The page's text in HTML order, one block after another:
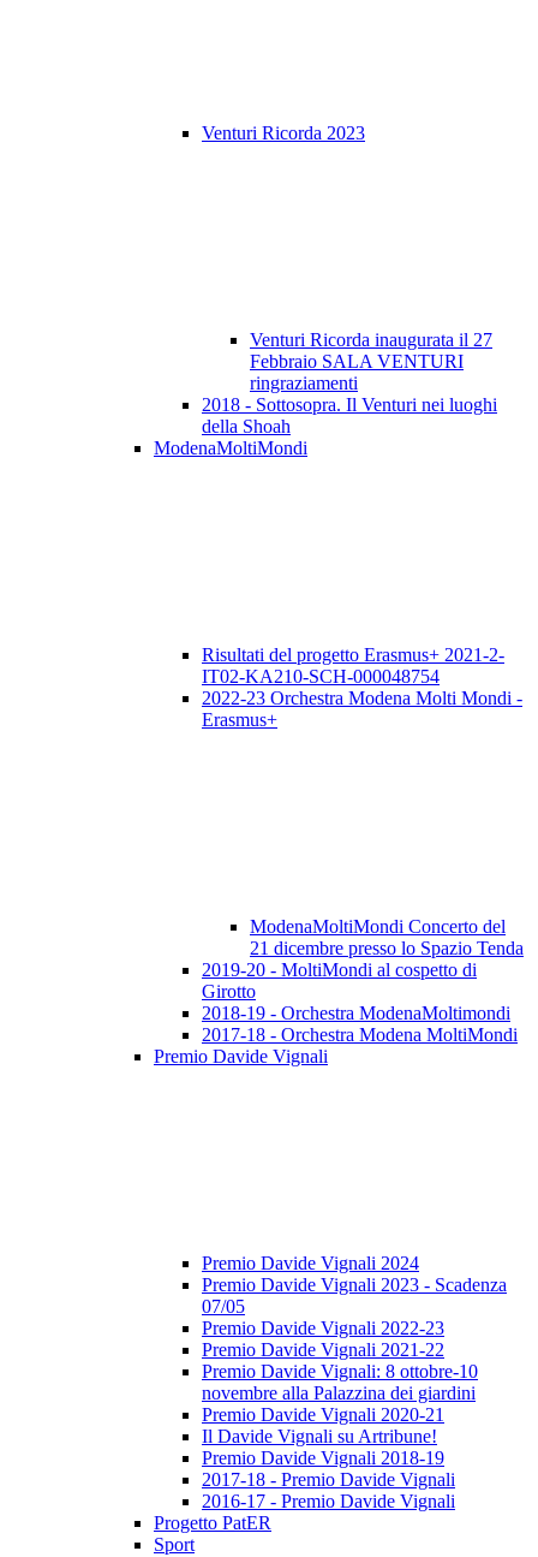
Venturi Ricorda 2023
Venturi Ricorda inaugurata il 27
Febbraio SALA VENTURI
ringraziamenti
2018 - Sottosopra. Il Venturi nei luoghi
della Shoah
ModenaMoltiMondi
Risultati del progetto Erasmus+ 2021-2-
IT02-KA210-SCH-000048754
2022-23 Orchestra Modena Molti Mondi -
Erasmus+
ModenaMoltiMondi Concerto del
21 dicembre presso lo Spazio Tenda
2019-20 - MoltiMondi al cospetto di
Girotto
2018-19 - Orchestra ModenaMoltimondi
2017-18 - Orchestra Modena MoltiMondi
Premio Davide Vignali
Premio Davide Vignali 2024
Premio Davide Vignali 2023 - Scadenza
07/05
Premio Davide Vignali 2022-23
Premio Davide Vignali 2021-22
Premio Davide Vignali: 8 ottobre-10
novembre alla Palazzina dei giardini
Premio Davide Vignali 2020-21
Il Davide Vignali su Artribune!
Premio Davide Vignali 2018-19
2017-18 - Premio Davide Vignali
2016-17 - Premio Davide Vignali
Progetto PatER
Sport